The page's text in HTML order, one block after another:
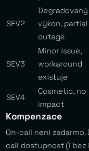
SEV2
Degradovaný
výkon, partial
outage
SEV3
Minor issue,
workaround
existuje
SEV4
Cosmetic, no
impact
Kompenzace
On-call není
call dostupnost (i